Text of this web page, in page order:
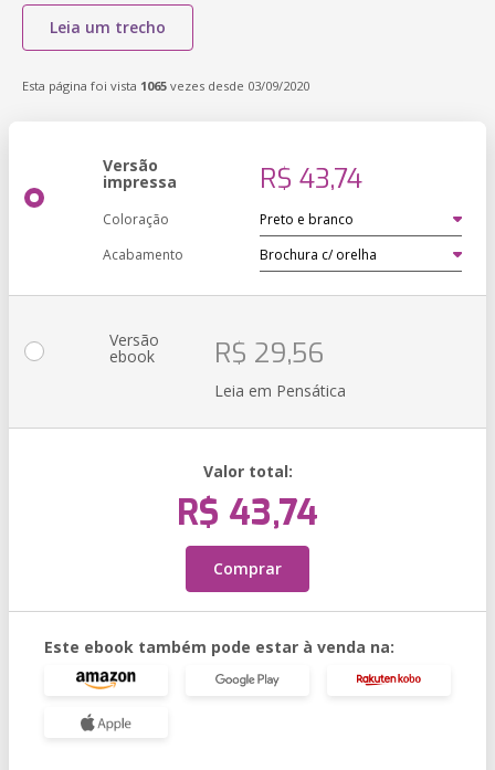
Leia um trecho
Esta página foi vista 1065 vezes desde 03/09/2020
Versão
impressa R$ 43,74
Coloração
Acabamento
Versão
ebook R$ 29,56
Leia em Pensática
Valor total:
R$ 43,74
Comprar
Este ebook também pode estar à venda na: